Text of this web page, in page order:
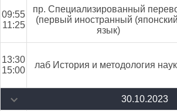
09:55
11:25
пр. Специализированный
(первый иностранный
язык)
13:30
15:00
лаб История и методология
30.10.2023